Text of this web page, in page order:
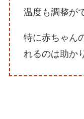
温度も調整が
特に赤ちゃん
れるのは助か